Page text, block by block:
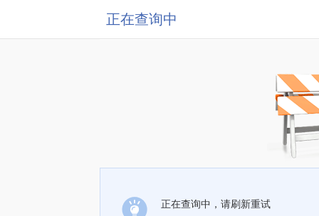
正在查询中
正在查询中，请刷新重试